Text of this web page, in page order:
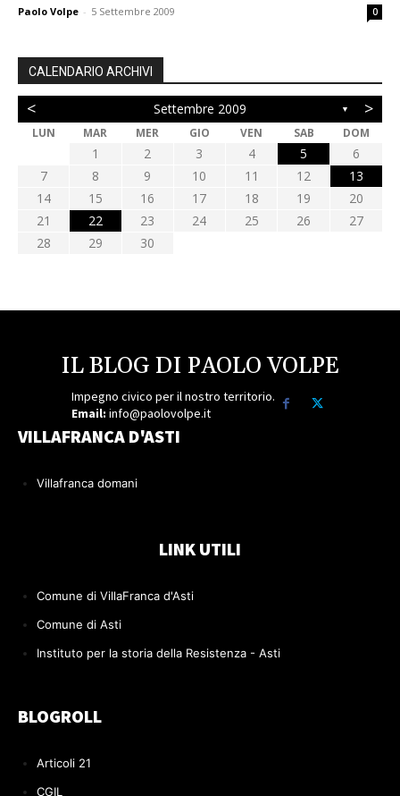
Paolo Volpe - 5 Settembre 2009 0
CALENDARIO ARCHIVI
< Settembre 2009 ▼ >
LUN MAR MER GIO VEN SAB DOM
1 2 3 4 5
6
7
8 9 10 11 12
13
14
15 16 17 18 19
20
21
22 23 24 25 26
27
28
29 30
IL BLOG DI PAOLO VOLPE
Impegno civico per il nostro territorio.
Email: info@paolovolpe.it
VILLAFRANCA D'ASTI
Villafranca domani
LINK UTILI
Comune di VillaFranca d'Asti
Comune di Asti
Instituto per la storia della Resistenza - Asti
BLOGROLL
Articoli 21
CGIL